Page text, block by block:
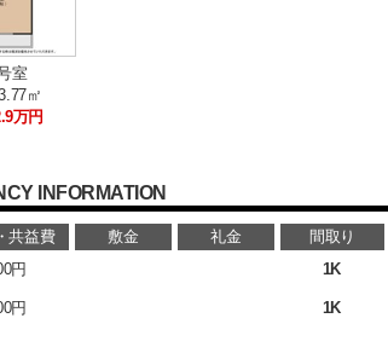
室
㎡
万円
INFORMATION
共益費 敷金 礼金 間取り
円 1K
円 1K